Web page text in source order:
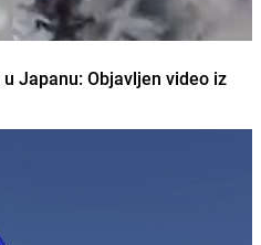
Japanu: Objavljen video iz